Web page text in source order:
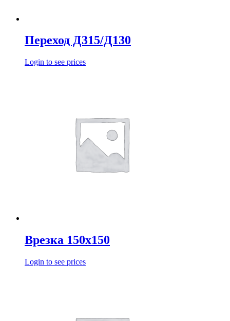
Переход Д315/Д130
Login to see prices
Врезка 150х150
Login to see prices